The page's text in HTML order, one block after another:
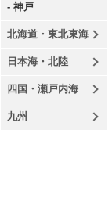
- 神戸
北海道・東北東海
日本海・北陸
四国・瀬戸内海
九州